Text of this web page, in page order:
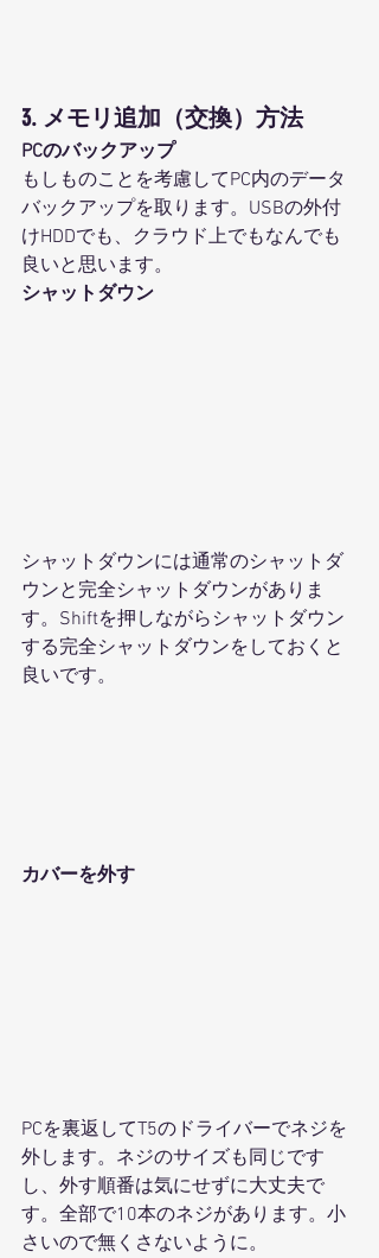
3. メモリ追加（交換）方法
PCのバックアップ
もしものことを考慮してPC内のデータ
バックアップを取ります。USBの外付
けHDDでも、クラウド上でもなんでも
良いと思います。
シャットダウン
シャットダウンには通常のシャットダ
ウンと完全シャットダウンがありま
す。Shiftを押しながらシャットダウン
する完全シャットダウンをしておくと
良いです。
カバーを外す
PCを裏返してT5のドライバーでネジを
外します。ネジのサイズも同じです
し、外す順番は気にせずに大丈夫で
す。全部で10本のネジがあります。小
さいので無くさないように。